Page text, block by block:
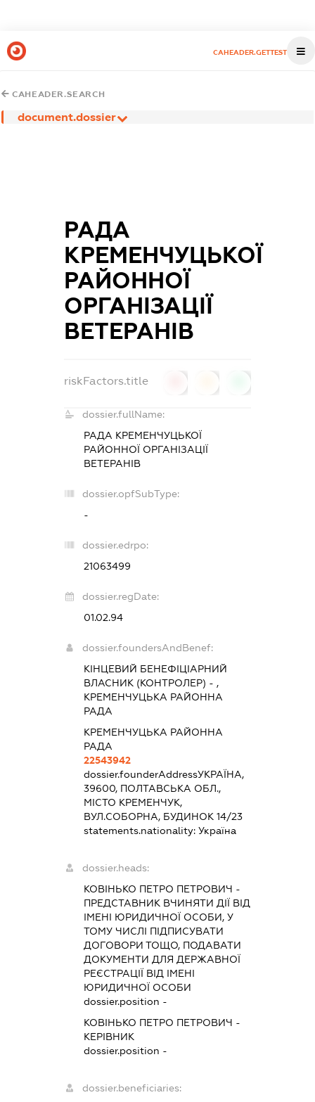
CAHEADER.GETTEST
CAHEADER.SEARCH
document.dossier
РАДА
КРЕМЕНЧУЦЬКОЇ
РАЙОННОЇ
ОРГАНІЗАЦІЇ
ВЕТЕРАНІВ
riskFactors.title
dossier.fullName:
РАДА КРЕМЕНЧУЦЬКОЇ
РАЙОННОЇ ОРГАНІЗАЦІЇ
ВЕТЕРАНІВ
dossier.opfSubType:
-
dossier.edrpo:
21063499
dossier.regDate:
01.02.94
dossier.foundersAndBenef:
КІНЦЕВИЙ БЕНЕФІЦІАРНИЙ
ВЛАСНИК (КОНТРОЛЕР) - ,
КРЕМЕНЧУЦЬКА РАЙОННА
РАДА
КРЕМЕНЧУЦЬКА РАЙОННА
РАДА
22543942
dossier.founderAddressУКРАЇНА,
39600, ПОЛТАВСЬКА ОБЛ.,
МІСТО КРЕМЕНЧУК,
ВУЛ.СОБОРНА, БУДИНОК 14/23
statements.nationality:Україна
dossier.heads:
КОВІНЬКО ПЕТРО ПЕТРОВИЧ -
ПРЕДСТАВНИК ВЧИНЯТИ ДІЇ ВІД
ІМЕНІ ЮРИДИЧНОЇ ОСОБИ, У
ТОМУ ЧИСЛІ ПІДПИСУВАТИ
ДОГОВОРИ ТОЩО, ПОДАВАТИ
ДОКУМЕНТИ ДЛЯ ДЕРЖАВНОЇ
РЕЄСТРАЦІЇ ВІД ІМЕНІ
ЮРИДИЧНОЇ ОСОБИ
dossier.position -
КОВІНЬКО ПЕТРО ПЕТРОВИЧ -
КЕРІВНИК
dossier.position -
dossier.beneficiaries: